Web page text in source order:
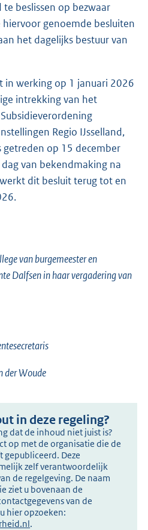
beslissen op bezwaar
hiervoor genoemde besluiten
het dagelijks bestuur van
in werking op 1 januari 2026
intrekking van het
Regio IJsselland,
getreden op 15 december
van bekendmaking na
dit besluit terug tot en
van burgemeester en
Dalfsen in haar vergadering van
der Woude
in deze regeling?
dat de inhoud niet juist is?
op met de organisatie die de
gepubliceerd. Deze
zelf verantwoordelijk
de regelgeving. De naam
ziet u bovenaan de
van de
hier opzoeken:
.